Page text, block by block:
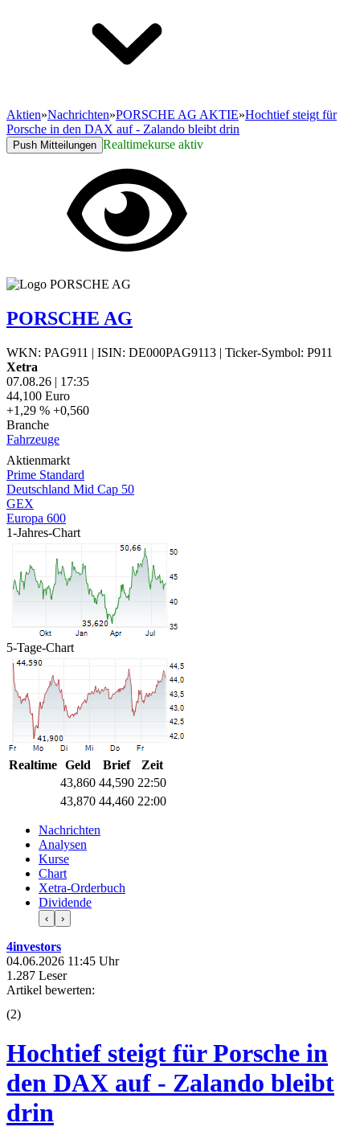
Aktien»Nachrichten»PORSCHE AG AKTIE»Hochtief steigt für
Porsche in den DAX auf - Zalando bleibt drin
Push Mitteilungen Realtimekurse aktiv
PORSCHE AG
WKN: PAG911 | ISIN: DE000PAG9113 | Ticker-Symbol: P911
Xetra
07.08.26 | 17:35
44,100 Euro
+1,29 % +0,560
Branche
Fahrzeuge
Aktienmarkt
Prime Standard
Deutschland Mid Cap 50
GEX
Europa 600
1-Jahres-Chart
5-Tage-Chart
Realtime Geld Brief
Zeit
43,860 44,590 22:50
43,870 44,460 22:00
Nachrichten
Analysen
Kurse
Chart
Xetra-Orderbuch
Dividende
‹ ›
4investors
04.06.2026 11:45 Uhr
1.287 Leser
Artikel bewerten:
(2)
Hochtief steigt für Porsche in
den DAX auf - Zalando bleibt
drin